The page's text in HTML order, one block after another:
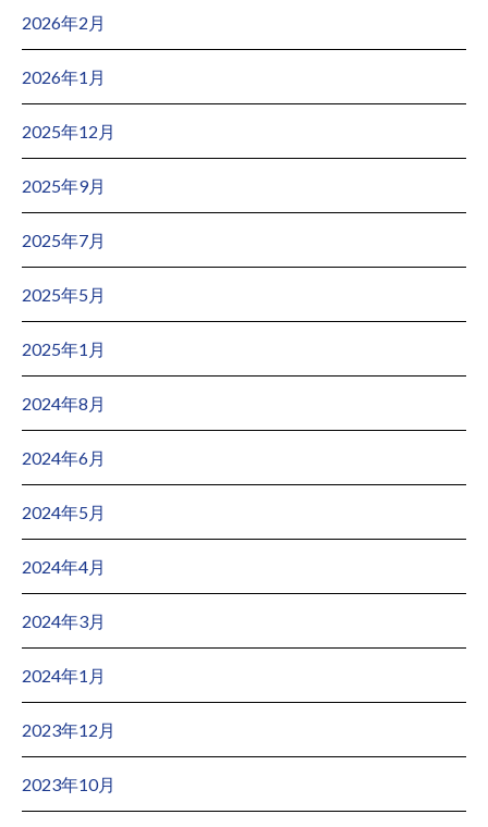
2026年2月
2026年1月
2025年12月
2025年9月
2025年7月
2025年5月
2025年1月
2024年8月
2024年6月
2024年5月
2024年4月
2024年3月
2024年1月
2023年12月
2023年10月